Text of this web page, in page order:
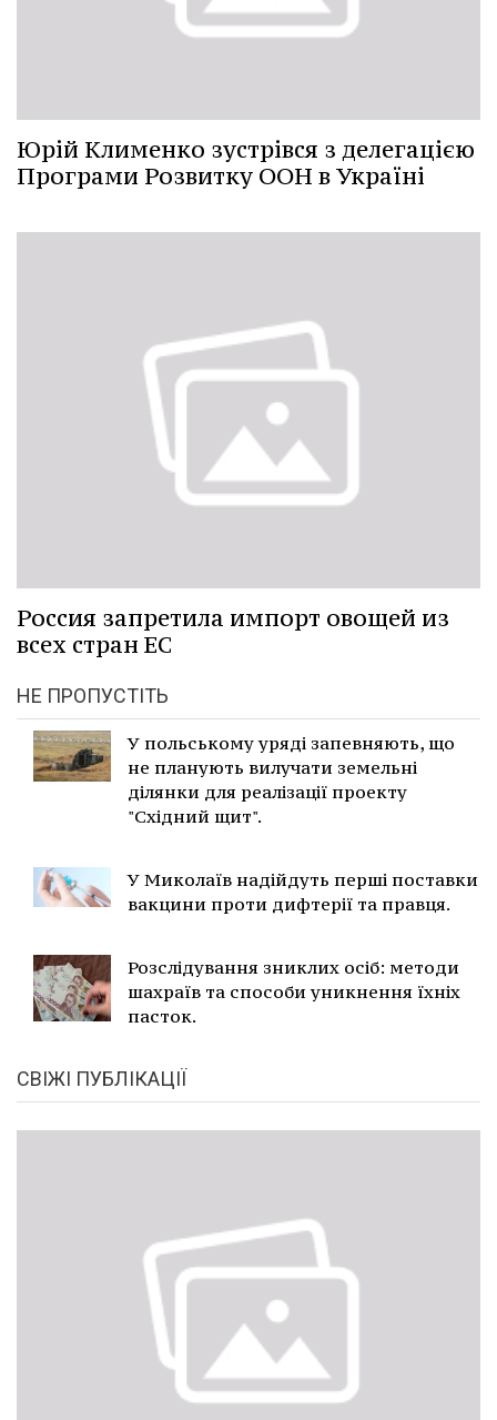
Юрій Клименко зустрівся з делегацією
Програми Розвитку ООН в Україні
Россия запретила импорт овощей из
всех стран ЕС
НЕ ПРОПУСТІТЬ
У польському уряді запевняють, що
не планують вилучати земельні
ділянки для реалізації проекту
"Східний щит".
У Миколаїв надійдуть перші поставки
вакцини проти дифтерії та правця.
Розслідування зниклих осіб: методи
шахраїв та способи уникнення їхніх
пасток.
СВІЖІ ПУБЛІКАЦІЇ